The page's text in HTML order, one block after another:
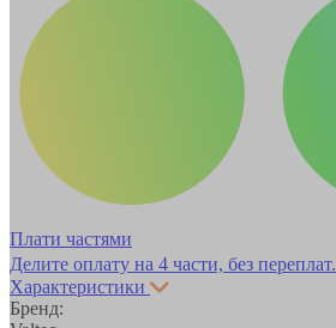
Плати частями
Делите оплату на 4 части, без переплат.
Характеристики
Бренд: